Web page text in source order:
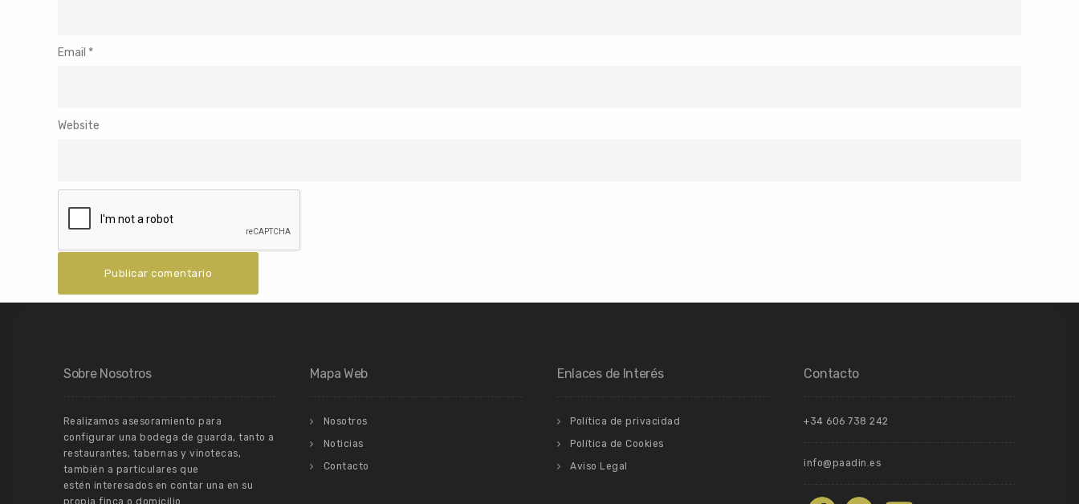
Email *
Website
Sobre Nosotros
Realizamos asesoramiento para
configurar una bodega de guarda, tanto a
restaurantes, tabernas y vinotecas,
también a particulares que
estén interesados en contar una en su
Mapa Web
Nosotros
Noticias
Contacto
Enlaces de Interés
Política de privacidad
Política de Cookies
Aviso Legal
Contacto
+34 606 738 242
info@paadin.es